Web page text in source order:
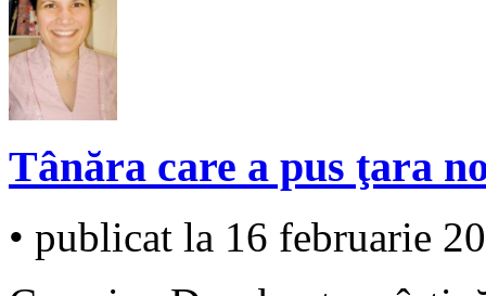
Tânăra care a pus ţara
• publicat la 16 februarie